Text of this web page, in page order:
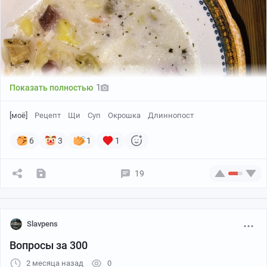
мая как раз сезон появления первых свежих овощей и
зелени, так что всем гурманам можно
порекомендовать отметить День окрошки её
приготовлением и поеданием.
А ещё – это национальный праздник всех
Всех с праздником!
Показать полностью 1
[моё] Рецепт Щи Суп Окрошка Длиннопост
6 3 1 1
19
Slavpens
Вопросы за 300
2 месяца назад 0